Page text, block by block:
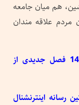
هم میان جامعه
علاقه مندان
تجارت آسیا» در آستانه سال 1403 فصل جدیدی از
رسانه اینترنشنال